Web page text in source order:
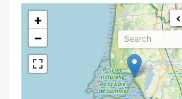
<!---->
+
−